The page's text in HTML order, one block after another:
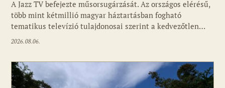
A Jazz TV befejezte műsorsugárzását. Az országos elérésű,
több mint kétmillió magyar háztartásban fogható
tematikus televízió tulajdonosai szerint a kedvezőtlen…
2026.08.06.